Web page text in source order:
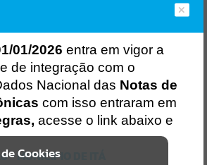
""
Cookies
01/2026 entra em vigor a
de integração com o
Nacional das Notas de
com isso entraram em
acesse o link abaixo e
DE ITÁ
do Sistema
CÓDIGO DA MENSAGEM:
Unexpected token '('
pagina/static/bundle/wpo_index_2_b